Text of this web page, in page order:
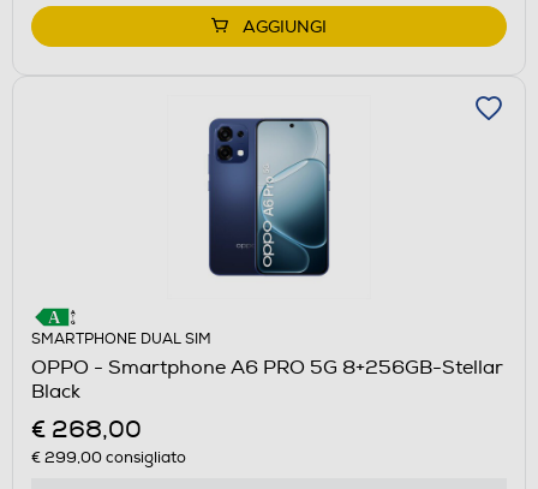
AGGIUNGI
SMARTPHONE DUAL SIM
OPPO - Smartphone A6 PRO 5G 8+256GB-Stellar
Black
€ 268,00
€ 299,00consigliato